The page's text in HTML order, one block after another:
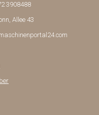
3908488
Allee 43